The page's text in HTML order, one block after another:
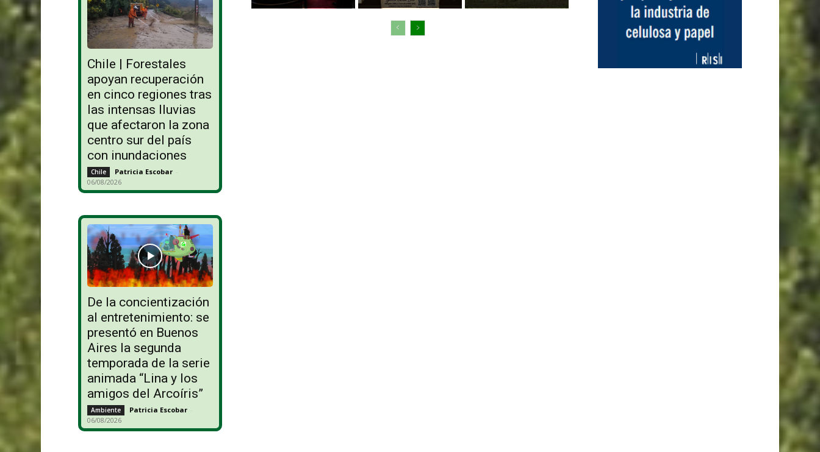
Chile | Forestales
apoyan recuperación
en cinco regiones tras
las intensas lluvias
que afectaron la zona
centro sur del país
con inundaciones
Chile Patricia Escobar -
06/08/2026
De la concientización
al entretenimiento: se
presentó en Buenos
Aires la segunda
temporada de la serie
animada “Lina y los
amigos del Arcoíris”
Ambiente Patricia Escobar -
06/08/2026